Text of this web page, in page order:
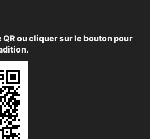
ou cliquer sur le bouton pour